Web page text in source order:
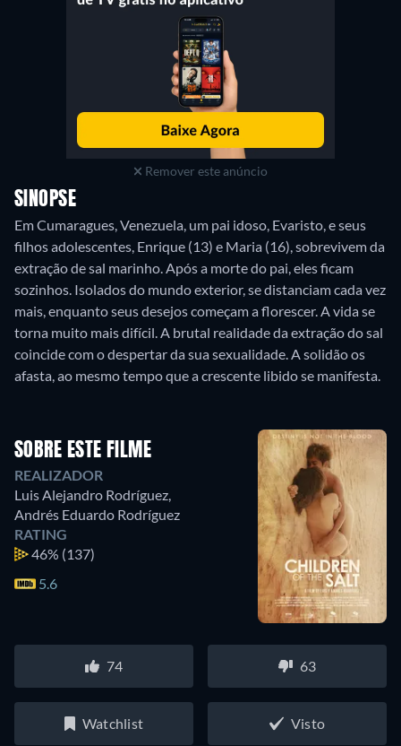
Remover este anúncio
SINOPSE
Em Cumaragues, Venezuela, um pai idoso, Evaristo, e seus
filhos adolescentes, Enrique (13) e Maria (16), sobrevivem da
extração de sal marinho. Após a morte do pai, eles ficam
sozinhos. Isolados do mundo exterior, se distanciam cada vez
mais, enquanto seus desejos começam a florescer. A vida se
torna muito mais difícil. A brutal realidade da extração do sal
coincide com o despertar da sua sexualidade. A solidão os
SOBRE ESTE FILME
REALIZADOR
Luis Alejandro Rodríguez,
Andrés Eduardo Rodríguez
RATING
46% (137)
5.6
74 63
Watchlist Visto